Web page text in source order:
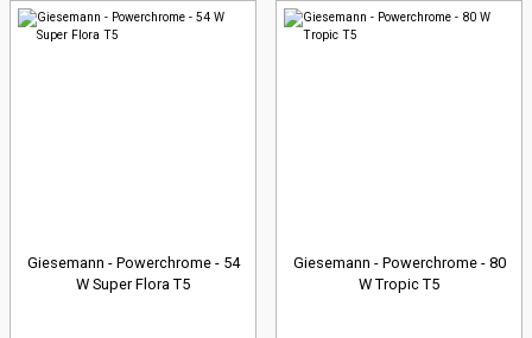
Giesemann - Powerchrome - 54
W Super Flora T5
Giesemann - Powerchrome - 80
W Tropic T5